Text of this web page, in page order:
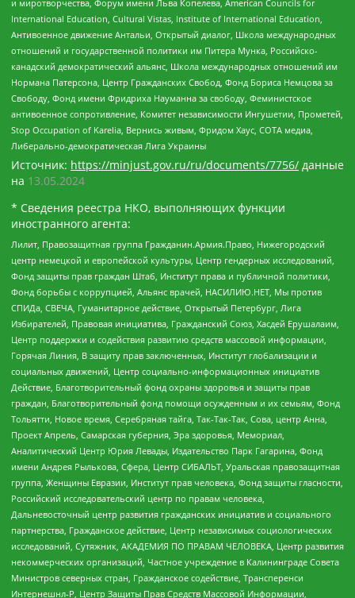
и миротворчества, Форум имени Льва Копелева, American Councils for
International Education, Cultural Vistas, Institute of International Education,
Антивоенное движение Антальи, Открытый диалог, Школа международных
отношений и государственной политики им Питера Мунка, Российско-
канадский демократический альянс, Школа международных отношений им
Нормана Патерсона, Центр Гражданских Свобод, Фонд Бориса Немцова за
Свободу, Фонд имени Фридриха Науманна за свободу, Феминистское
антивоенное сопротивление, Комитет независимости Ингушетии, Прометей,
Stop Occupation of Karelia, Вернись живым, Фридом Хаус, СОТА медиа,
Либерально-демократическая Лига Украины
Источник: https://minjust.gov.ru/ru/documents/7756/ данные
на 13.05.2024
* Сведения реестра НКО, выполняющих функции
иностранного агента:
Лилит, Правозащитная группа Гражданин.Армия.Право, Нижегородский
центр немецкой и европейской культуры, Центр гендерных исследований,
Фонд защиты прав граждан Штаб, Институт права и публичной политики,
Фонд борьбы с коррупцией, Альянс врачей, НАСИЛИЮ.НЕТ, Мы против
СПИДа, СВЕЧА, Гуманитарное действие, Открытый Петербург, Лига
Избирателей, Правовая инициатива, Гражданский Союз, Хасдей Ерушалаим,
Центр поддержки и содействия развитию средств массовой информации,
Горячая Линия, В защиту прав заключенных, Институт глобализации и
социальных движений, Центр социально-информационных инициатив
Действие, Благотворительный фонд охраны здоровья и защиты прав
граждан, Благотворительный фонд помощи осужденным и их семьям, Фонд
Тольятти, Новое время, Серебряная тайга, Так-Так-Так, Сова, центр Анна,
Проект Апрель, Самарская губерния, Эра здоровья, Мемориал,
Аналитический Центр Юрия Левады, Издательство Парк Гагарина, Фонд
имени Андрея Рылькова, Сфера, Центр СИБАЛЬТ, Уральская правозащитная
группа, Женщины Евразии, Институт прав человека, Фонд защиты гласности,
Российский исследовательский центр по правам человека,
Дальневосточный центр развития гражданских инициатив и социального
партнерства, Гражданское действие, Центр независимых социологических
исследований, Сутяжник, АКАДЕМИЯ ПО ПРАВАМ ЧЕЛОВЕКА, Центр развития
некоммерческих организаций, Частное учреждение в Калининграде Совета
Министров северных стран, Гражданское содействие, Трансперенси
Интернешнл-Р, Центр Защиты Прав Средств Массовой Информации,